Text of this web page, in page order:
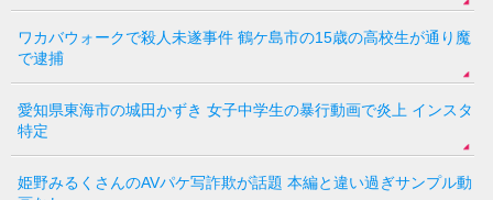
ワカバウォークで殺人未遂事件 鶴ケ島市の15歳の高校生が通り魔
で逮捕
愛知県東海市の城田かずき 女子中学生の暴行動画で炎上 インスタ
特定
姫野みるくさんのAVパケ写詐欺が話題 本編と違い過ぎサンプル動